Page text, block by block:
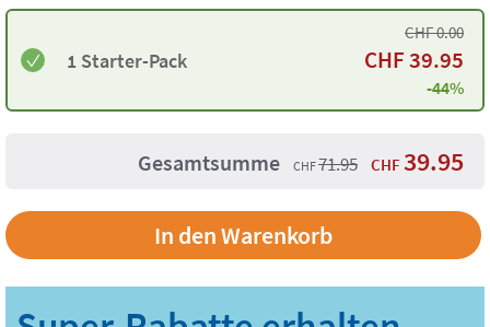
1 Starter-Pack
CHF0.00
CHF39.95
-44%
Gesamtsumme CHF71.95 CHF 39.95
In den Warenkorb